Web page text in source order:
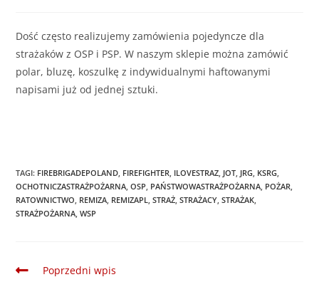
Dość często realizujemy zamówienia pojedyncze dla
strażaków z OSP i PSP. W naszym sklepie można zamówić
polar, bluzę, koszulkę z indywidualnymi haftowanymi
napisami już od jednej sztuki.
TAGI: FIREBRIGADEPOLAND FIREFIGHTER ILOVESTRAZ JOT JRG KSRG
OCHOTNICZASTRAŻPOŻARNA OSP PAŃSTWOWASTRAŻPOŻARNA POŻAR
RATOWNICTWO REMIZA REMIZAPL STRAŻ STRAŻACY STRAŻAK
STRAŻPOŻARNA WSP
Poprzedni wpis